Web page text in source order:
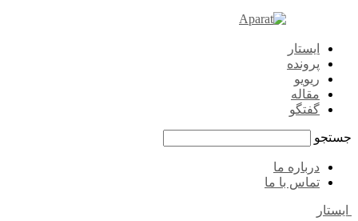
ایستار
پرونده
ریویو
مقاله
گفتگو
جستجو
درباره ما
تماس با ما
ایستار